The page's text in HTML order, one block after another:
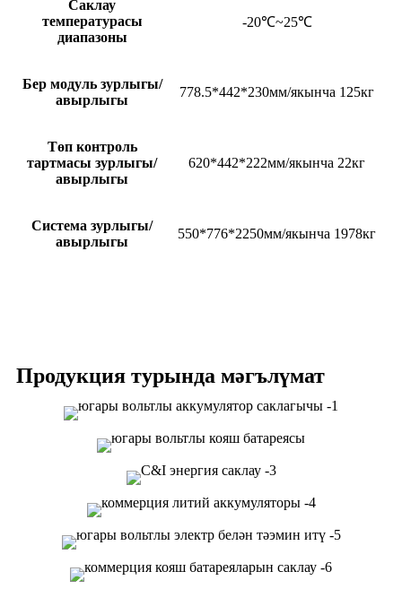
Саклау
температурасы
диапазоны
-20℃~25℃
Бер модуль зурлыгы/
авырлыгы
778.5*442*230мм/якынча 125кг
Төп контроль
тартмасы зурлыгы/
авырлыгы
620*442*222мм/якынча 22кг
Система зурлыгы/
авырлыгы
550*776*2250мм/якынча 1978кг
Продукция турында мәгълүмат